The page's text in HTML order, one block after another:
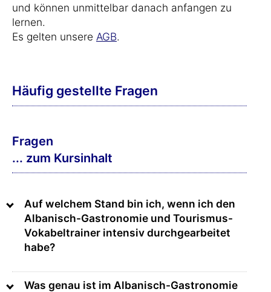
und können unmittelbar danach anfangen zu
lernen.
Es gelten unsere AGB.
Häufig gestellte Fragen
Fragen
... zum Kursinhalt
Auf welchem Stand bin ich, wenn ich den
Albanisch-Gastronomie und Tourismus-
Vokabeltrainer intensiv durchgearbeitet
habe?
Was genau ist im Albanisch-Gastronomie